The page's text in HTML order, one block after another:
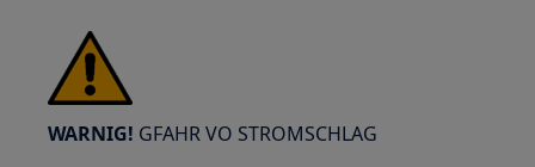
WARNIG! GFAHR VO STROMSCHLAG